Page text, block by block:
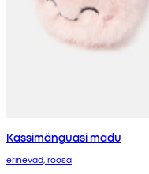
Kassimänguasi madu
erinevad, roosa